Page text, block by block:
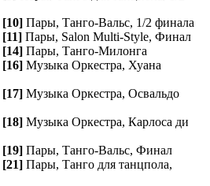
[10] Пары, Танго-Вальс, 1/2 финала
[11] Пары, Salon Multi-Style, Финал
[14] Пары, Танго-Милонга
[16] Музыка Оркестра, Хуана
[17] Музыка Оркестра, Освальдо
[18] Музыка Оркестра, Карлосa ди
[19] Пары, Танго-Вальс, Финал
[21] Пары, Танго для танцпола,